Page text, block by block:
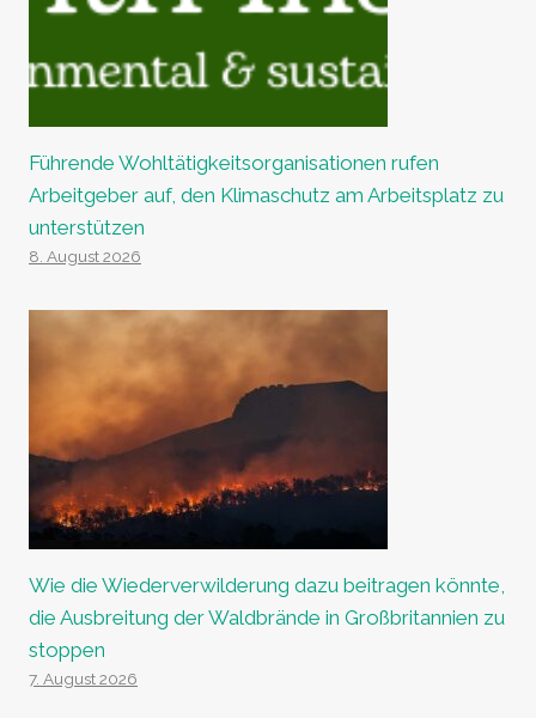
Führende Wohltätigkeitsorganisationen rufen
Arbeitgeber auf, den Klimaschutz am Arbeitsplatz zu
unterstützen
8. August 2026
Wie die Wiederverwilderung dazu beitragen könnte,
die Ausbreitung der Waldbrände in Großbritannien zu
stoppen
7. August 2026